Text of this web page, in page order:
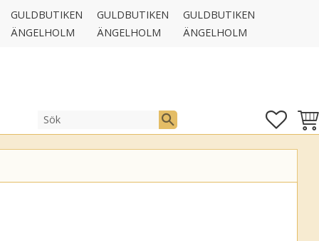
GULDBUTIKEN
ÄNGELHOLM
GULDBUTIKEN
ÄNGELHOLM
GULDBUTIKEN
ÄNGELHOLM